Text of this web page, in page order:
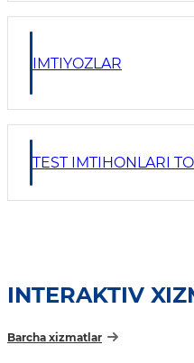
IMTIYOZLAR
TEST IMTIHONLARI
INTERAKTIV
Barcha xizmatlar